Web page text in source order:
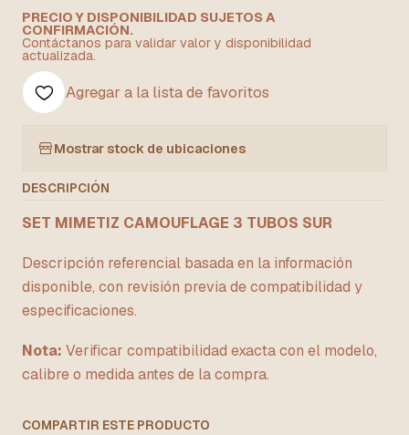
PRECIO Y DISPONIBILIDAD SUJETOS A
CONFIRMACIÓN.
Contáctanos para validar valor y disponibilidad
actualizada.
Agregar a la lista de favoritos
Mostrar stock de ubicaciones
DESCRIPCIÓN
SET MIMETIZ CAMOUFLAGE 3 TUBOS SUR
Descripción referencial basada en la información
disponible, con revisión previa de compatibilidad y
especificaciones.
Nota: Verificar compatibilidad exacta con el modelo,
calibre o medida antes de la compra.
COMPARTIR ESTE PRODUCTO